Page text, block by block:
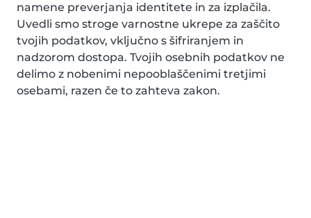
namene preverjanja identitete in za izplačila.
Uvedli smo stroge varnostne ukrepe za zaščito
tvojih podatkov, vključno s šifriranjem in
nadzorom dostopa. Tvojih osebnih podatkov ne
delimo z nobenimi nepooblaščenimi tretjimi
osebami, razen če to zahteva zakon.